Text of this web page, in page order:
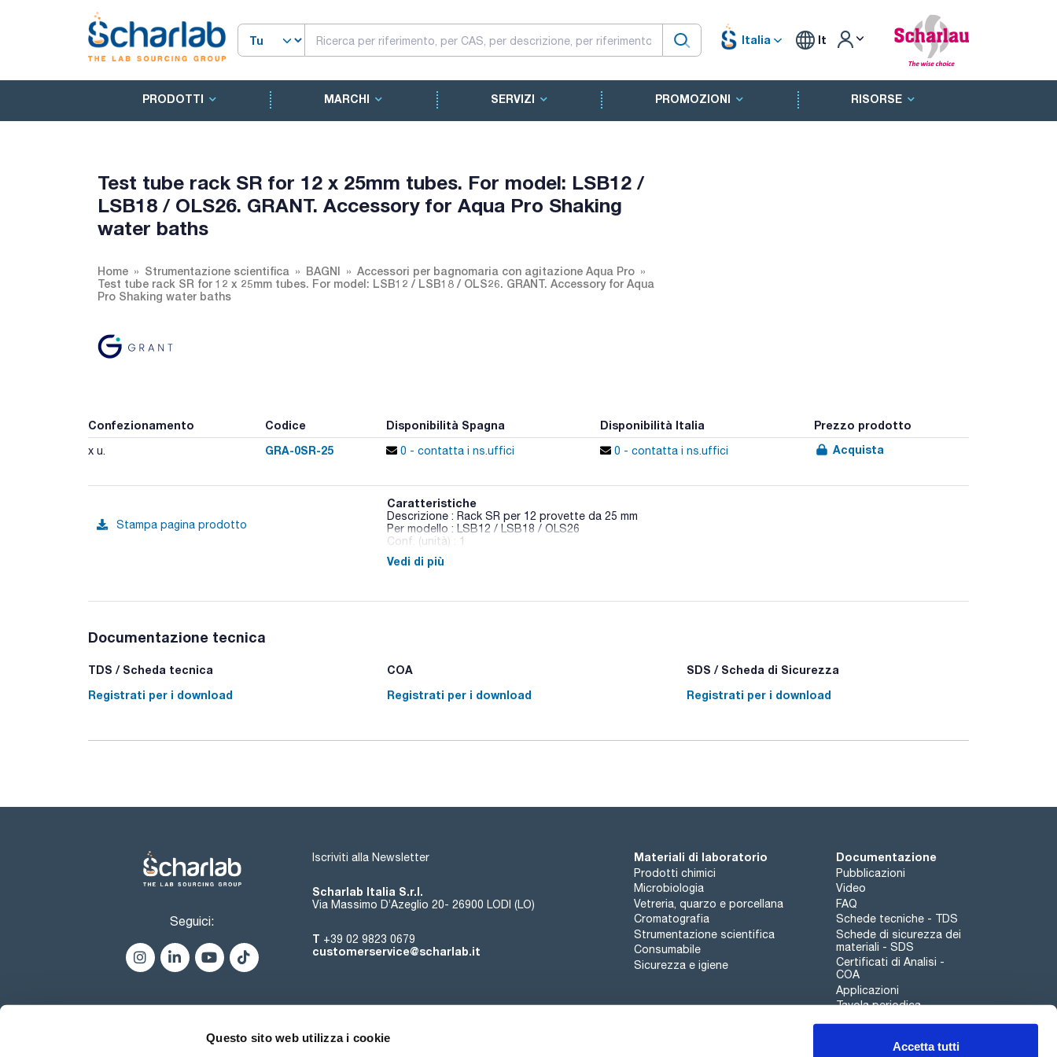
Questo sito web utilizza i cookie
Accetta tutti
Italia It
PRODOTTI MARCHI SERVIZI PROMOZIONI RISORSE
Test tube rack SR for 12 x 25mm tubes. For model: LSB12 /
LSB18 / OLS26. GRANT. Accessory for Aqua Pro Shaking
water baths
Home Strumentazione scientifica BAGNI
Accessori per bagnomaria con agitazione Aqua Pro
Test tube rack SR for 12 x 25mm tubes. For model: LSB12 / LSB18 / OLS26. GRANT. Accessory for Aqua
Pro Shaking water baths
Confezionamento Codice Disponibilità Spagna Disponibilità Italia Prezzo prodotto
x u. GRA-0SR-25 0 - contatta i ns.uffici 0 - contatta i ns.uffici Acquista
Stampa pagina prodotto
Caratteristiche
Descrizione : Rack SR per 12 provette da 25 mm
Per modello : LSB12 / LSB18 / OLS26
Conf. (unità) : 1
Accessori per bagnomaria con agitazione Aqua Pro
Vedi di più
Documentazione tecnica
TDS / Scheda tecnica
Registrati per i download
COA
Registrati per i download
SDS / Scheda di Sicurezza
Registrati per i download
Seguici:
Iscriviti alla Newsletter
Scharlab Italia S.r.l.
Via Massimo D’Azeglio 20- 26900 LODI (LO)
T +39 02 9823 0679
customerservice@scharlab.it
Materiali di laboratorio
Prodotti chimici
Microbiologia
Vetreria, quarzo e porcellana
Cromatografia
Strumentazione scientifica
Consumabile
Sicurezza e igiene
Documentazione
Pubblicazioni
Video
FAQ
Schede tecniche - TDS
Schede di sicurezza dei
materiali - SDS
Certificati di Analisi -
COA
Applicazioni
Tavola periodica
Canale di segnalazioni